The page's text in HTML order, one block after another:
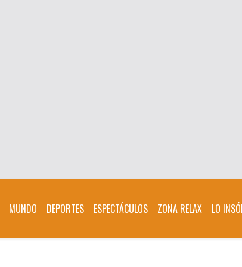
MUNDO DEPORTES ESPECTÁCULOS ZONA RELAX LO